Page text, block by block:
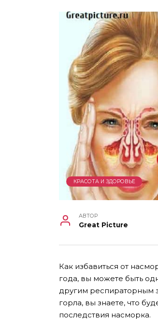
КРАСОТА И ЗДОРОВЬЕ
АВТОР
Great Picture
Как избавиться от
года, вы можете быть
другим респираторным
горла, вы знаете, что
последствия насморка.